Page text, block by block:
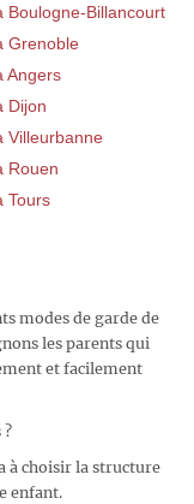
Boulogne-Billancourt
Grenoble
Angers
Dijon
Villeurbanne
Rouen
Tours
modes de garde de
les parents qui
et facilement
?
à choisir la structure
enfant.